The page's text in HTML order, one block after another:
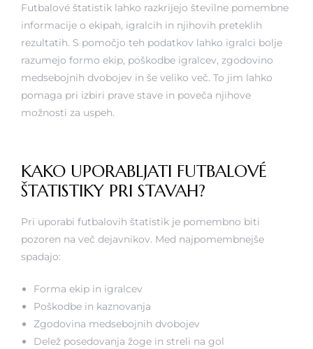
Futbalové štatistik lahko razkrijejo številne pomembne
informacije o ekipah, igralcih in njihovih preteklih
rezultatih. S pomočjo teh podatkov lahko igralci bolje
razumejo formo ekip, poškodbe igralcev, zgodovino
medsebojnih dvobojev in še veliko več. To jim lahko
pomaga pri izbiri prave stave in poveča njihove
možnosti za uspeh.
KAKO UPORABLJATI FUTBALOVÉ
ŠTATISTIKY PRI STAVAH?
Pri uporabi futbalovih štatistik je pomembno biti
pozoren na več dejavnikov. Med najpomembnejše
spadajo:
Forma ekip in igralcev
Poškodbe in kaznovanja
Zgodovina medsebojnih dvobojev
Delež posedovanja žoge in streli na gol